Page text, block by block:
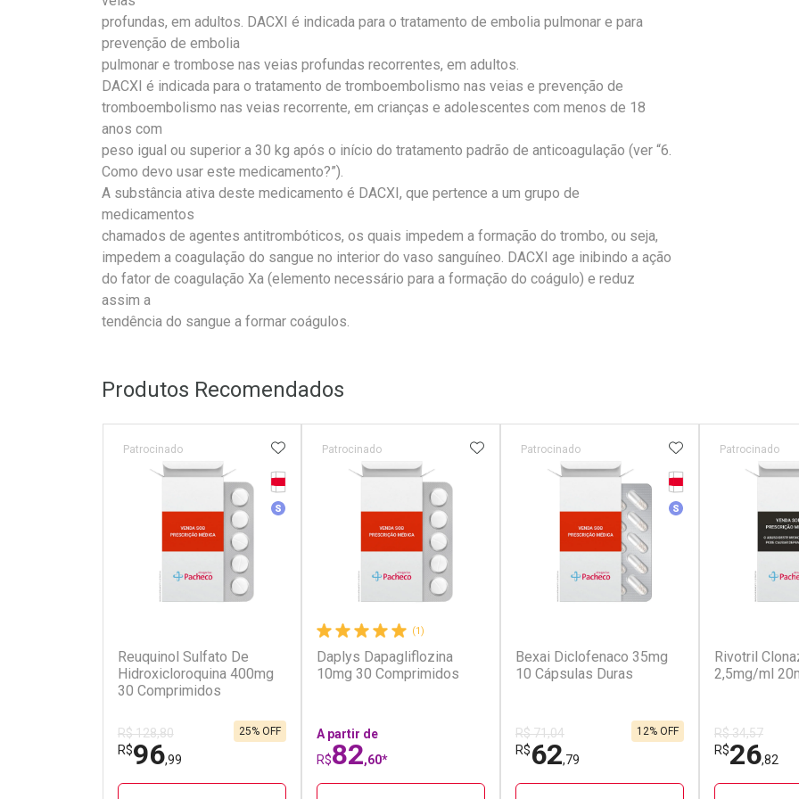
profundas, em adultos. DACXI é indicada para o tratamento de embolia pulmonar e para
prevenção de embolia
pulmonar e trombose nas veias profundas recorrentes, em adultos.
DACXI é indicada para o tratamento de tromboembolismo nas veias e prevenção de
tromboembolismo nas veias recorrente, em crianças e adolescentes com menos de 18
anos com
peso igual ou superior a 30 kg após o início do tratamento padrão de anticoagulação (ver “6.
Como devo usar este medicamento?”).
A substância ativa deste medicamento é DACXI, que pertence a um grupo de
medicamentos
chamados de agentes antitrombóticos, os quais impedem a formação do trombo, ou seja,
impedem a coagulação do sangue no interior do vaso sanguíneo. DACXI age inibindo a ação
do fator de coagulação Xa (elemento necessário para a formação do coágulo) e reduz
assim a
tendência do sangue a formar coágulos.
Produtos Recomendados
Reuquinol Sulfato De
Hidroxicloroquina 400mg
30 Comprimidos
Tarja Vermelha
Medicamento Similar
Patrocinado
R$ 128,80
R$96,99
25% OFF
ADICIONAR AOS FAVORITOS
(1)
Daplys Dapagliflozina
10mg 30 Comprimidos
Patrocinado
A partir de
R$82,60*
ADICIONAR AOS FAVORITOS
Bexai Diclofenaco 35mg
10 Cápsulas Duras
Tarja Vermelha
Medicamento Similar
Patrocinado
R$ 71,04
R$62,79
12% OFF
ADICIONAR AOS
Rivotril
2,5mg/ml
Patrocinado
R$ 34,57
R$26,82